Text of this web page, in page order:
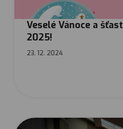
Veselé Vánoce a
2025!
23. 12. 2024